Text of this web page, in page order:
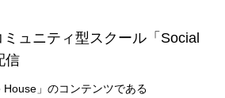
ミュニティ型スクール「Social
信
」のコンテンツである